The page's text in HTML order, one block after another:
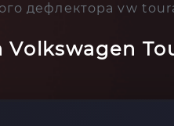
дефлектора vw